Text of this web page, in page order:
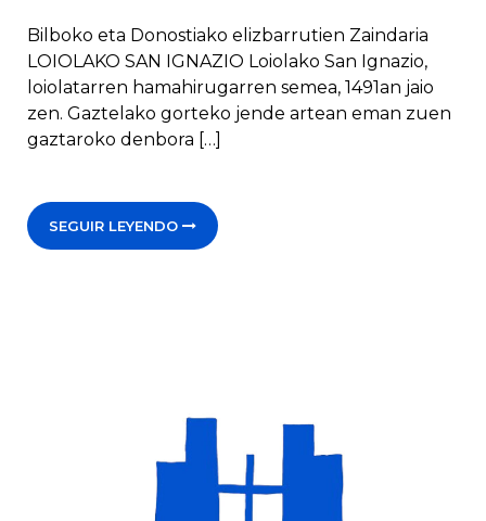
Bilboko eta Donostiako elizbarrutien Zaindaria
LOIOLAKO SAN IGNAZIO Loiolako San Ignazio,
loiolatarren hamahirugarren semea, 1491an jaio
zen. Gaztelako gorteko jende artean eman zuen
gaztaroko denbora […]
SEGUIR LEYENDO